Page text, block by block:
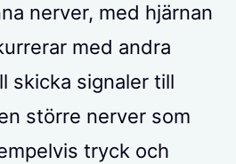
nerver, med hjärnan
med andra
skicka signaler till
större nerver som
tryck och